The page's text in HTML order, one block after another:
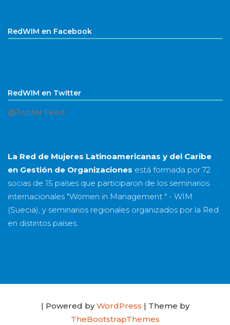
RedWIM en Facebook
RedWIM en Twitter
@Twitter Feed
La Red de Mujeres Latinoamericanas y del Caribe
en Gestión de Organizaciones está formada por 72
socias de 15 países que participaron de los seminarios
internacionales "Women in Management " - WIM
(Suecia), y seminarios regionales organizados por la Red
en distintos países.
| Powered byWordPress | Theme by
TheBootstrapThemes